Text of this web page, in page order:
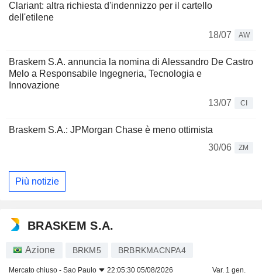
Clariant: altra richiesta d'indennizzo per il cartello
dell'etilene
18/07
AW
Braskem S.A. annuncia la nomina di Alessandro De Castro
Melo a Responsabile Ingegneria, Tecnologia e
Innovazione
13/07
CI
Braskem S.A.: JPMorgan Chase è meno ottimista
30/06
ZM
Più notizie
BRASKEM S.A.
Azione BRKM5 BRBRKMACNPA4
Mercato chiuso - Sao Paulo 22:05:30 05/08/2026 Var. 1 gen.